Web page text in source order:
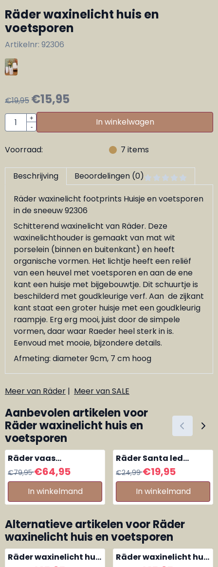
Räder waxinelicht huis en
voetsporen
Artikelnr: 92306
€19,95 €15,95
Aantal
+
-
In winkelwagen
Voorraad: 7 items
Beschrijving Beoordelingen (0)
Räder waxinelicht footprints Huisje en voetsporen
in de sneeuw 92306
Schitterend waxinelicht van Räder. Deze
waxinelichthouder is gemaakt van mat wit
porselein (binnen en buitenkant) en heeft
organische vormen. Het lichtje heeft een reliëf
van een heuvel met voetsporen en aan de ene
kant een huisje met bijgebouwtje. Dit schuurtje is
beschilderd met goudkleurige verf. Aan de zijkant
kant staat een groter huisje met een goudkleurig
raampje. Erg erg mooi, juist door de simpele
vormen, daar waar Raeder heel sterk in is.
Eenvoud met mooie, bijzondere details.
Afmeting: diameter 9cm, 7 cm hoog
Meer van Räder | Meer van SALE
Aanbevolen artikelen voor
Räder waxinelicht huis en
voetsporen
Räder vaas
Winterlandschap
Van 79,95 voor 64,95
€79,95€64,95
In winkelmand
Räder Santa led
lampje met gouden
muts
Van 24,99 voor 19,95
€24,99€19,95
In winkelmand
Alternatieve artikelen voorRäder
waxinelicht huis en voetsporen
Räder waxinelicht huis
Räder waxinelicht huis